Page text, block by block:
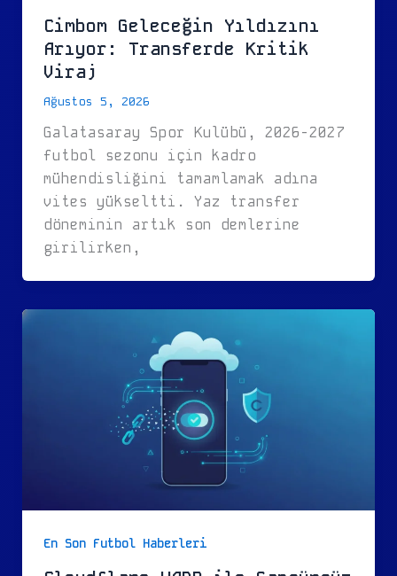
Cimbom Geleceğin Yıldızını
Arıyor: Transferde Kritik
Viraj
Ağustos 5, 2026
Galatasaray Spor Kulübü, 2026-2027
futbol sezonu için kadro
mühendisliğini tamamlamak adına
vites yükseltti. Yaz transfer
döneminin artık son demlerine
girilirken,
En Son Futbol Haberleri